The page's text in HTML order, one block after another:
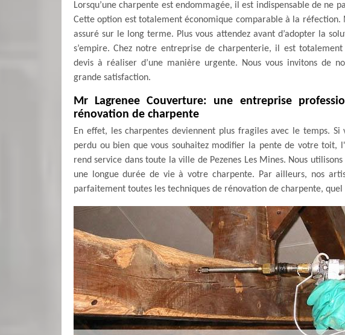
Lorsqu’une charpente est endommagée, il est indispensable de ne
Cette option est totalement économique comparable à la réfection.
assuré sur le long terme. Plus vous attendez avant d’adopter la
s’empire. Chez notre entreprise de charpenterie, il est
devis à réaliser d’une manière urgente. Nous vous invitons de
grande satisfaction.
Mr Lagrenee Couverture: une entreprise
rénovation de charpente
En effet, les charpentes deviennent plus fragiles avec le temps.
perdu ou bien que vous souhaitez modifier la pente de votre toit,
rend service dans toute la ville de Pezenes Les Mines. Nous
une longue durée de vie à votre charpente. Par ailleurs, nos
parfaitement toutes les techniques de rénovation de charpente,